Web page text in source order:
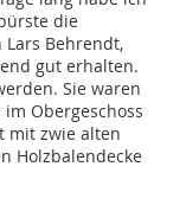
die
Lars Behrendt,
gut erhalten.
Sie waren
Obergeschoss
mit zwie alten
Holzbalendecke